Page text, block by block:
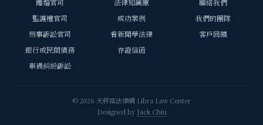
離婚官司
監護權官司
刑事訴訟官司
銀行或民間債務
車禍糾紛訴訟
法律知識庫
成功案例
看新聞學法律
存證信函
聯絡我們
我們的團隊
客戶回饋
© 2026 天秤座法律網 Libra Law Center
Designed by Jack Chiu